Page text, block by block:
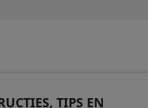
TIPS EN